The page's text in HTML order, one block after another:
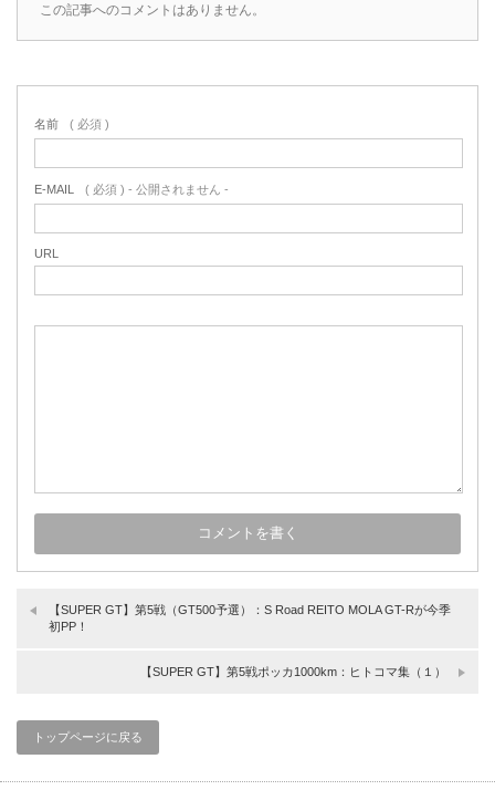
この記事へのコメントはありません。
名前 ( 必須 )
E-MAIL ( 必須 ) - 公開されません -
URL
【SUPER GT】第5戦（GT500予選）：S Road REITO MOLA GT-Rが今季
初PP！
【SUPER GT】第5戦ポッカ1000km：ヒトコマ集（１）
トップページに戻る